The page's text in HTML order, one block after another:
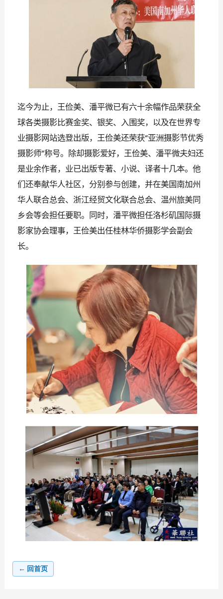
迄今为止，王俭美、潘平微已有六十余幅作品荣获全
球各类摄影比赛金奖、银奖、入围奖，以及在世界专
业摄影网站选登出版，王俭美还荣获“亚洲摄影节优秀
摄影师”称号。除却摄影爱好，王俭美、潘平微夫妇还
是业余作者，业已出版专著、小说、译者十几本。他
们还奉献华人社区，分别参与创建，并在美国南加州
华人联合总会、浙江经贸文化联合总会、温州旅美同
乡会等会担任要职。同时，潘平微担任洛杉矶国际摄
影家协会理事，王俭美出任桂林华侨摄影学会副会
长。
← 回首页